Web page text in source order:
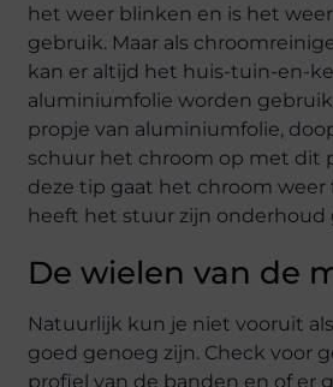
het weer blinken en is het
gebruik. Maar als
kan er altijd het huis-tuin-en-
aluminiumfolie worden
propje van aluminiumfolie,
schuur het chroom op met dit
deze tip gaat het chroom
heeft het stuur zijn onderhoud
De wielen van de
Natuurlijk kun je niet vooruit
goed genoeg zijn. Check voor
profiel van de banden en of er